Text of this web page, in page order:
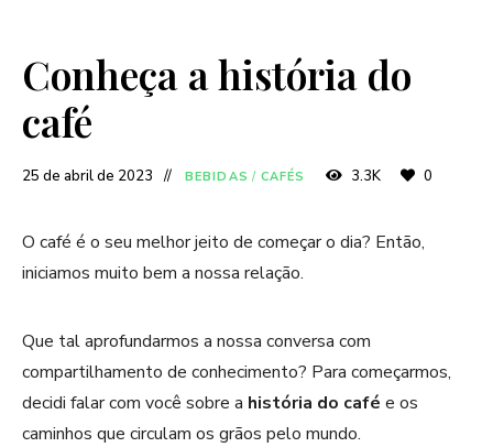
Conheça a história do
café
25 de abril de 2023 BEBIDAS / CAFÉS 3.3K 0
O café é o seu melhor jeito de começar o dia? Então,
iniciamos muito bem a nossa relação.
Que tal aprofundarmos a nossa conversa com
compartilhamento de conhecimento? Para começarmos,
decidi falar com você sobre a história do café e os
caminhos que circulam os grãos pelo mundo.